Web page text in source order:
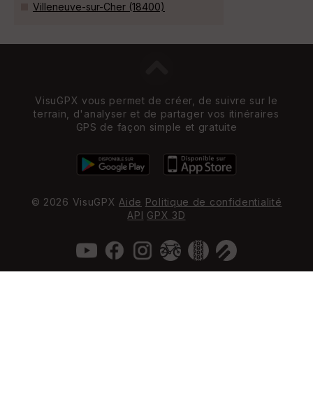
Villeneuve-sur-Cher (18400)
VisuGPX vous permet de créer, de suivre sur le
terrain, d'analyser et de partager vos itinéraires
GPS de façon simple et gratuite
© 2026 VisuGPX Aide Politique de confidentialité
API GPX 3D